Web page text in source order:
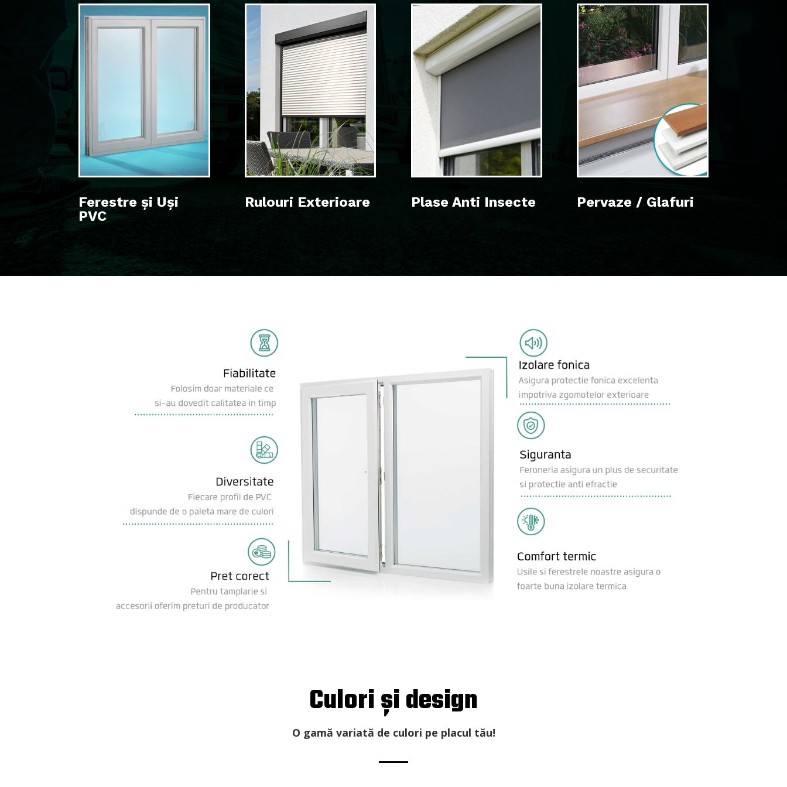
Ferestre și Uși
PVC
Rulouri Exterioare Plase Anti Insecte Pervaze / Glafuri
Culori și design
O gamă variată de culori pe placul tău!